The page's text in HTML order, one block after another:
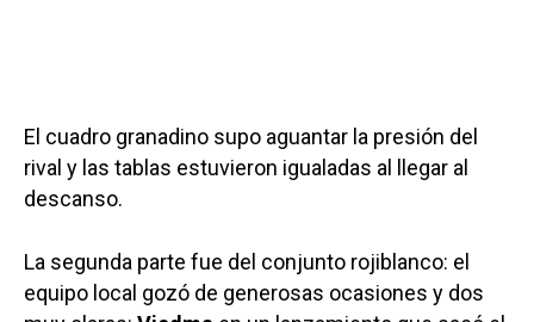
El cuadro granadino supo aguantar la presión del
rival y las tablas estuvieron igualadas al llegar al
descanso.
La segunda parte fue del conjunto rojiblanco: el
equipo local gozó de generosas ocasiones y dos